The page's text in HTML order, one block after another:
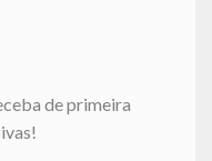
de primeira